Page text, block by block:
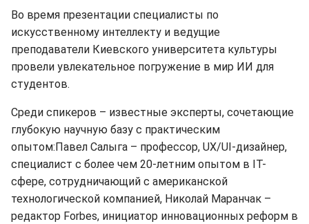
Во время презентации специалисты по
искусственному интеллекту и ведущие
преподаватели Киевского университета культуры
провели увлекательное погружение в мир ИИ для
студентов.
Среди спикеров – известные эксперты, сочетающие
глубокую научную базу с практическим
опытом:Павел Салыга – профессор, UX/UI-дизайнер,
специалист с более чем 20-летним опытом в IT-
сфере, сотрудничающий с американской
технологической компанией, Николай Маранчак –
редактор Forbes, инициатор инновационных реформ в